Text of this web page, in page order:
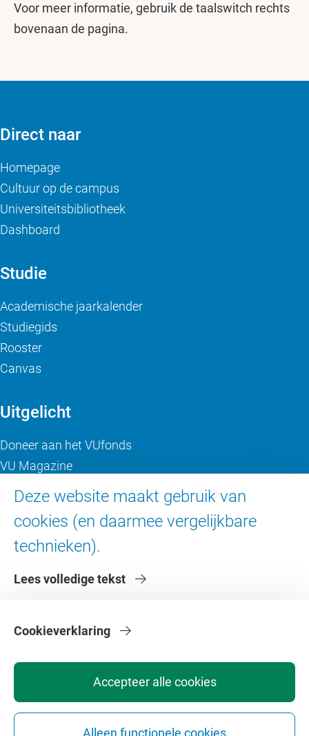
Voor meer informatie, gebruik de taalswitch rechts
bovenaan de pagina.
Deze website maakt gebruik van
cookies (en daarmee vergelijkbare
technieken).
Lees volledige tekst
Accepteer alle cookies
Alleen functionele cookies
Cookieverklaring
Direct naar
Homepage
Cultuur op de campus
Universiteitsbibliotheek
Dashboard
Studie
Academische jaarkalender
Studiegids
Rooster
Canvas
Uitgelicht
Doneer aan het VUfonds
VU Magazine
Over de VU
Contact en route
Faculteiten